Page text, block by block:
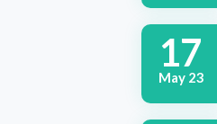
17
May 23